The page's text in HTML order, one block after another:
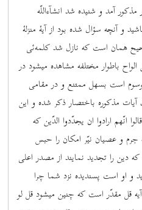
آمد و شنیده شد انشآءاللّه
و آنچه سؤال شده بود از آیۀ منزلۀ
همان است که نازل شد کلمه‌ئی
باطوار مختلفه مشاهده میشود در
است بسهل ممتنع و در مقامی
مذکوره باختصار ذکر شده و این
انّهم ارادوا ان یجدّدوا الدّین که
و عصیان نیّر امکان را حبس
که دین را تجدید نمایند از مصدر اعلی
و او است پسندیده نزد شما چرا
قل مقدّر است که چنین میشود قل لو